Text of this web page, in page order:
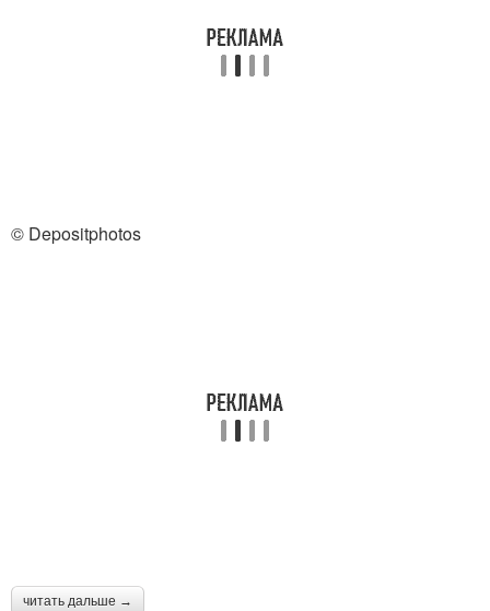
© Depositphotos
читать дальше →